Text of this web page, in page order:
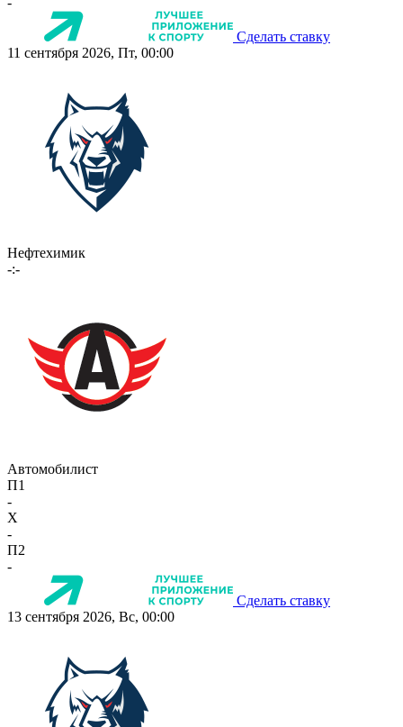
Сделать ставку
11 сентября 2026, Пт, 00:00
Нефтехимик
-:-
Автомобилист
П1
-
X
-
П2
-
Сделать ставку
13 сентября 2026, Вс, 00:00